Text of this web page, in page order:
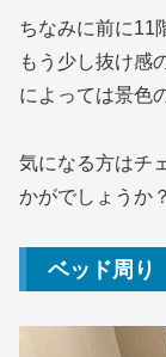
ちなみに前に11
もう少し抜け感
によっては景色
気になる方はチ
かがでしょうか？
ベッド周り